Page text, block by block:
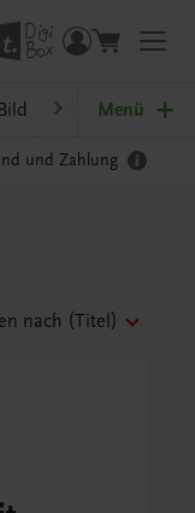
Ratgeber
Menü
und Zahlung
nach (Titel)